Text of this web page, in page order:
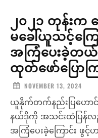
၂၀၂၁ တုန်းက
မခေါ်ယူသင့်ကြ
အကြံပေးခဲ့တ
ထုတ်ဖော်ပြောက
NOVEMBER 13, 2024
ယူနိုက်တက်နည်းပြဟောင်
နယ်ဒိုကို အသင်းထံပြန်
အကြံပေးခဲ့ကြောင်း ဖွင့်